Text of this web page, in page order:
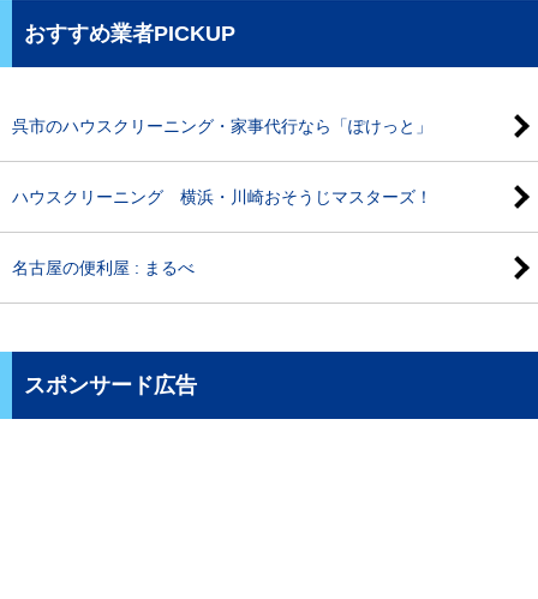
おすすめ業者PICKUP
呉市のハウスクリーニング・家事代行なら「ぽけっと」
ハウスクリーニング 横浜・川崎おそうじマスターズ！
名古屋の便利屋 : まるべ
スポンサード広告